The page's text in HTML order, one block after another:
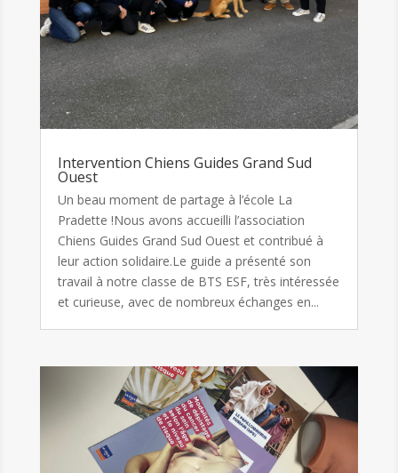
Intervention Chiens Guides Grand Sud
Ouest
Un beau moment de partage à l’école La
Pradette !Nous avons accueilli l’association
Chiens Guides Grand Sud Ouest et contribué à
leur action solidaire.Le guide a présenté son
travail à notre classe de BTS ESF, très intéressée
et curieuse, avec de nombreux échanges en...